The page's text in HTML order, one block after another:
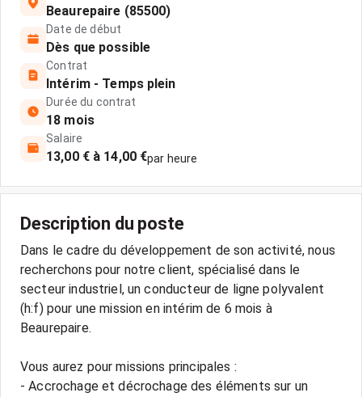
Beaurepaire (85500)
Date de début
Dès que possible
Contrat
Intérim - Temps plein
Durée du contrat
18 mois
Salaire
13,00 € à 14,00 €par heure
Description du poste
Dans le cadre du développement de son activité, nous
recherchons pour notre client, spécialisé dans le
secteur industriel, un conducteur de ligne polyvalent
(h:f) pour une mission en intérim de 6 mois à
Beaurepaire.
Vous aurez pour missions principales :
- Accrochage et décrochage des éléments sur un